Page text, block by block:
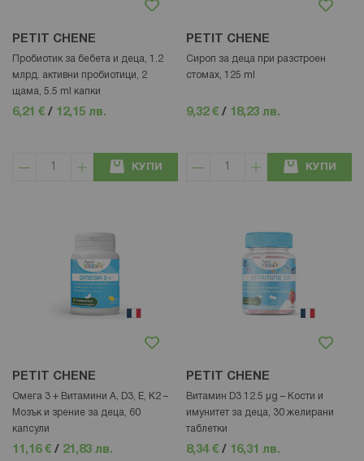
PETIT CHENE
Пробиотик за бебета и деца, 1.2
млрд. активни пробиотици, 2
щама, 5.5 ml капки
6,21 € / 12,15 лв.
КУПИ
PETIT CHENE
Сироп за деца при разстроен
стомах, 125 ml
9,32 € / 18,23 лв.
КУПИ
PETIT CHENE
Омега 3 + Витамини A, D3, E, K2 –
Мозък и зрение за деца, 60
капсули
11,16 € / 21,83 лв.
PETIT CHENE
Витамин D3 12.5 µg – Кости и
имунитет за деца, 30 желирани
таблетки
8,34 € / 16,31 лв.